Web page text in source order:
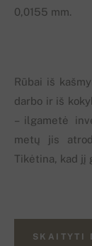
0,0155 mm.
Rūbai iš
darbo ir iš
– ilgametė
metų jis
Tikėtina, kad jį
SKAITYTI